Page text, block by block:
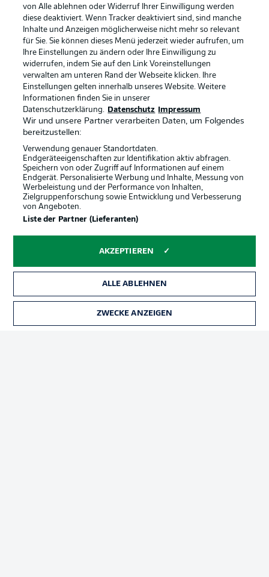
Mitfahrportal
BUNDESLIGA-GRUPPE
Sprachauswahl
Deutsch Anzeige Modus
Login
BUNDESLIGA APP
Offizielle Partner
Rechtliche Hinweise Voreinstellungen verwalten
von Alle ablehnen oder Widerruf Ihrer Einwilligung werden
diese deaktiviert. Wenn Tracker deaktiviert sind, sind manche
Inhalte und Anzeigen möglicherweise nicht mehr so relevant
für Sie. Sie können dieses Menü jederzeit wieder aufrufen, um
Ihre Einstellungen zu ändern oder Ihre Einwilligung zu
widerrufen, indem Sie auf den Link Voreinstellungen
verwalten am unteren Rand der Webseite klicken. Ihre
Einstellungen gelten innerhalb unseres Website. Weitere
Informationen finden Sie in unserer
Datenschutzerklärung.
Datenschutz Impressum
Wir und unsere Partner verarbeiten Daten, um Folgendes
bereitzustellen:
Verwendung genauer Standortdaten.
Endgeräteeigenschaften zur Identifikation aktiv abfragen.
Speichern von oder Zugriff auf Informationen auf einem
Endgerät. Personalisierte Werbung und Inhalte, Messung von
Werbeleistung und der Performance von Inhalten,
Zielgruppenforschung sowie Entwicklung und Verbesserung
von Angeboten.
Liste der Partner (Lieferanten)
AKZEPTIEREN
ALLE ABLEHNEN
ZWECKE ANZEIGEN